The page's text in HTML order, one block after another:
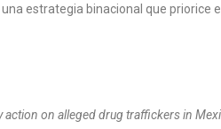
estrategia binacional que priorice
action on alleged drug traffickers in